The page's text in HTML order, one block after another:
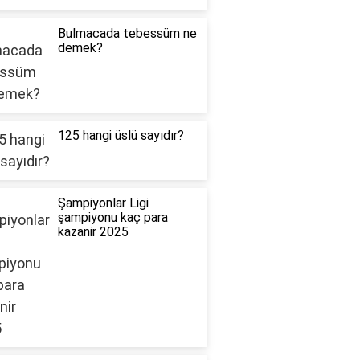
Bulmacada tebessüm ne
demek?
125 hangi üslü sayıdır?
Şampiyonlar Ligi
şampiyonu kaç para
kazanir 2025